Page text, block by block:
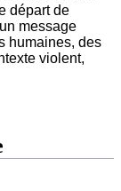
départ de
message
humaines, des
violent,